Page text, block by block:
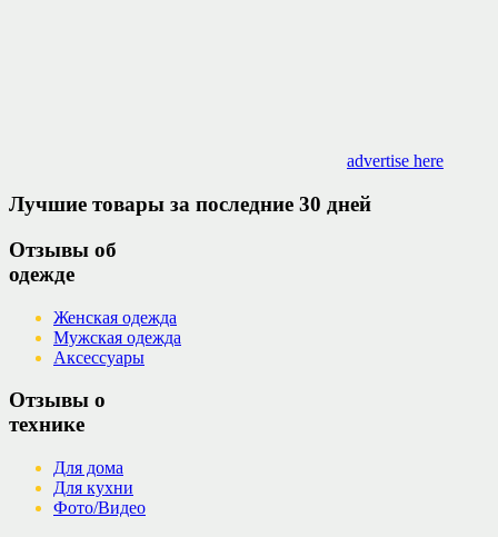
advertise here
Лучшие товары за последние 30 дней
Отзывы об
одежде
Женская одежда
Мужская одежда
Аксессуары
Отзывы о
технике
Для дома
Для кухни
Фото/Видео